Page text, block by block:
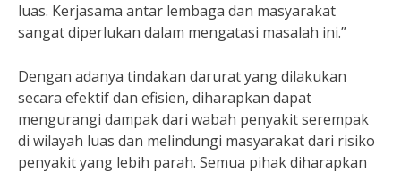
luas. Kerjasama antar lembaga dan masyarakat
sangat diperlukan dalam mengatasi masalah ini.”
Dengan adanya tindakan darurat yang dilakukan
secara efektif dan efisien, diharapkan dapat
mengurangi dampak dari wabah penyakit serempak
di wilayah luas dan melindungi masyarakat dari risiko
penyakit yang lebih parah. Semua pihak diharapkan